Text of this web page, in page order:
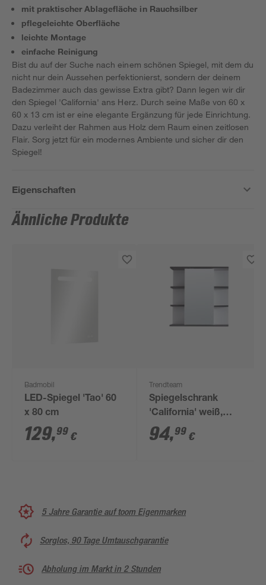
mit praktischer Ablagefläche in Rauchsilber
pflegeleichte Oberfläche
leichte Montage
einfache Reinigung
Bist du auf der Suche nach einem schönen Spiegel, mit dem du
nicht nur dein Aussehen perfektionierst, sondern der deinem
Badezimmer auch das gewisse Extra gibt? Dann legen wir dir
den Spiegel 'California' ans Herz. Durch seine Maße von 60 x
60 x 13 cm ist er eine elegante Ergänzung für jede Einrichtung.
Dazu verleiht der Rahmen aus Holz dem Raum einen zeitlosen
Flair. Sorg jetzt für ein modernes Ambiente und sicher dir den
Spiegel!
Eigenschaften
Ähnliche Produkte
Badmobil
LED-Spiegel 'Tao' 60
x 80 cm
129,99 €
Trendteam
Spiegelschrank
'California' weiß,
silbern 60 x 60 x 20
cm
94,99 €
5 Jahre Garantie auf toom Eigenmarken
Sorglos, 90 Tage Umtauschgarantie
Abholung im Markt in 2 Stunden